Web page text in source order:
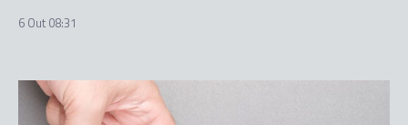
6 Out 08:31